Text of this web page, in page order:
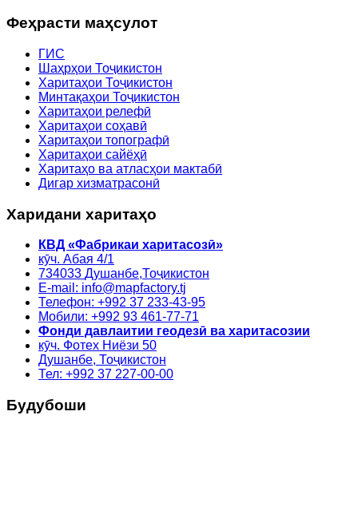
Феҳрасти маҳсулот
ГИС
Шаҳрҳои Тоҷикистон
Харитаҳои Тоҷикистон
Минтақаҳои Тоҷикистон
Харитаҳои релефӣ
Харитаҳои соҳавӣ
Харитаҳои топографӣ
Харитаҳои сайёҳӣ
Харитаҳо ва атласҳои мактабӣ
Дигар хизматрасонӣ
Харидани харитаҳо
КВД «Фабрикаи харитасозӣ»
кӯч. Абая 4/1
734033 Душанбе,Тоҷикистон
E-mail: info@mapfactory.tj
Телефон: +992 37 233-43-95
Мобили: +992 93 461-77-71
Фонди давлаитии геодезӣ ва харитасозии
кӯч. Фотех Ниёзи 50
Душанбе, Тоҷикистон
Тел: +992 37 227-00-00
Будубоши